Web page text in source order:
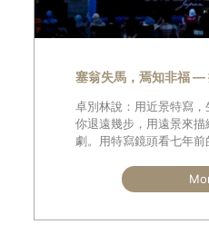
塞翁失馬，焉知非福 —
卓別林說：用近景特寫
你退遠幾步，用遠景來
劇。用特寫鏡頭看七年
罹患末期癌症，住院醫
意書」，而她的母親因